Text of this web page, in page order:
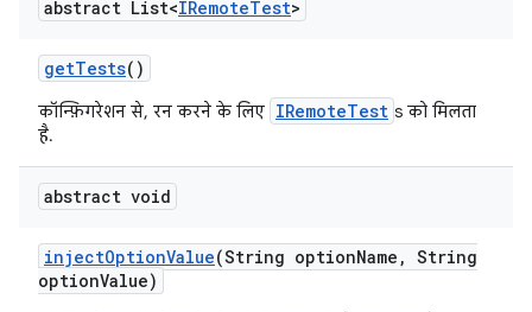
abstract List<IRemoteTest>
getTests()
कॉन्फ़िगरेशन से, रन करने के लिए IRemoteTest s को मिलता
है.
abstract void
injectOptionValue(String optionName , String
optionValue)